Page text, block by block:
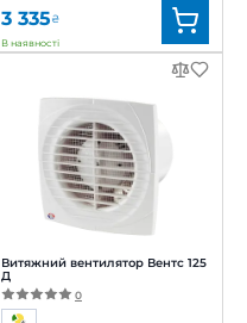
3 335₴
В наявності
Вентс
0688295286
Діаметр:
125 мм
Потужність:
Рівень шуму:32 дБ(А)
Витяжний вентилятор Вентс 125
Д
0